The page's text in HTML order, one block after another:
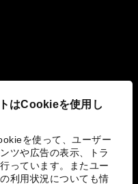
はCookieを使用し
を使って、ユーザー
ツや広告の表示、トラ
っています。またユー
利用状況についても情